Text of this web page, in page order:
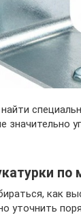
значительно
по
как
уточнить